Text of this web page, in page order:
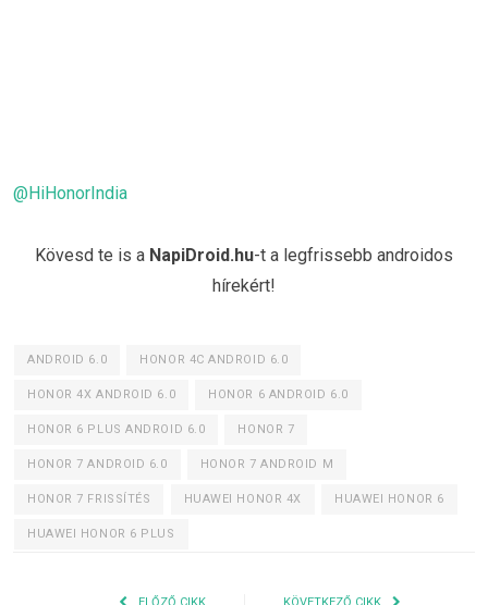
@HiHonorIndia
Kövesd te is a NapiDroid.hu-t a legfrissebb androidos
hírekért!
ANDROID 6.0 HONOR 4C ANDROID 6.0
HONOR 4X ANDROID 6.0 HONOR 6 ANDROID 6.0
HONOR 6 PLUS ANDROID 6.0 HONOR 7
HONOR 7 ANDROID 6.0 HONOR 7 ANDROID M
HONOR 7 FRISSÍTÉS HUAWEI HONOR 4X HUAWEI HONOR 6
HUAWEI HONOR 6 PLUS